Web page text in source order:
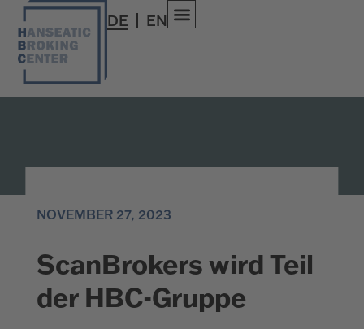
DE EN
NOVEMBER 27, 2023
ScanBrokers wird Teil
der HBC-Gruppe